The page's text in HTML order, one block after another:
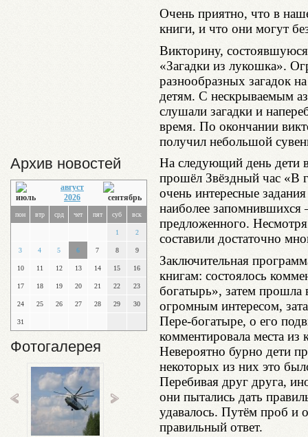
Архив новостей
август
2026
пон втр срд чет пят суб вск
1 2
3 4 5 6 7 8 9
10 11 12 13 14 15 16
17 18 19 20 21 22 23
24 25 26 27 28 29 30
31
Фотогалерея
Очень приятно, что в
книги, и что они могут
Викторину,
«Загадки из лукошка».
разнообразных загадок
детям. С нескрываемым
слушали загадки и
время. По окончании
получил небольшой
На следующий день дети
прошёл Звёздный час «В
очень интересные
наиболее запомнившихся
предложенного.
составили достаточно
Заключительная
книгам: состоялось
богатырь», затем прошла
огромным интересом,
Пере-богатыре, о его
комментировала места из
Невероятно бурно дети
некоторых из них это
Перебивая друг друга,
они пытались дать
удавалось. Путём проб и
правильный ответ.